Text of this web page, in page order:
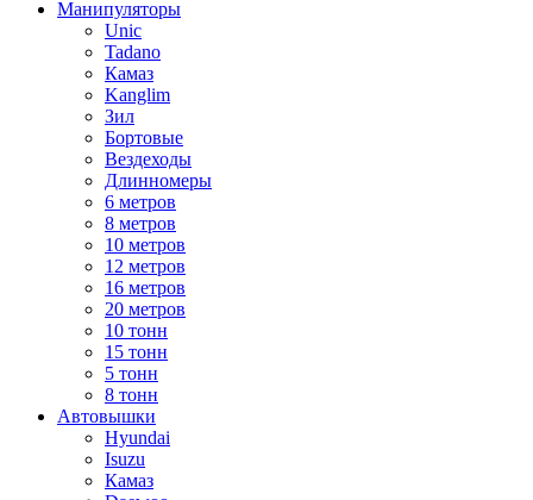
Манипуляторы
Unic
Tadano
Камаз
Kanglim
Зил
Бортовые
Вездеходы
Длинномеры
6 метров
8 метров
10 метров
12 метров
16 метров
20 метров
10 тонн
15 тонн
5 тонн
8 тонн
Автовышки
Hyundai
Isuzu
Камаз